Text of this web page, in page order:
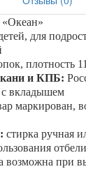
Океан»
для
плотность
и КПБ:
с вкладышем
маркирован,
стирка ручная
возможна при